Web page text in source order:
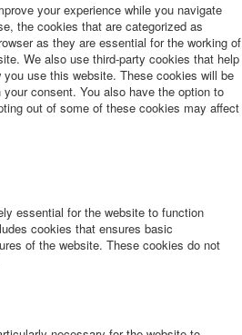
your experience while you navigate
the cookies that are categorized as
as they are essential for the working of
We also use third-party cookies that help
use this website. These cookies will be
consent. You also have the option to
out of some of these cookies may affect
essential for the website to function
cookies that ensures basic
of the website. These cookies do not